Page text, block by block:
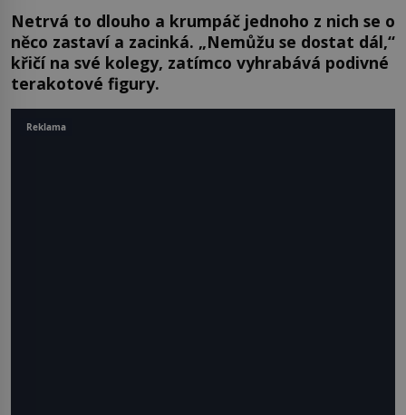
Netrvá to dlouho a krumpáč jednoho z nich se o
něco zastaví a zacinká. „Nemůžu se dostat dál,“
křičí na své kolegy, zatímco vyhrabává podivné
terakotové figury.
Reklama